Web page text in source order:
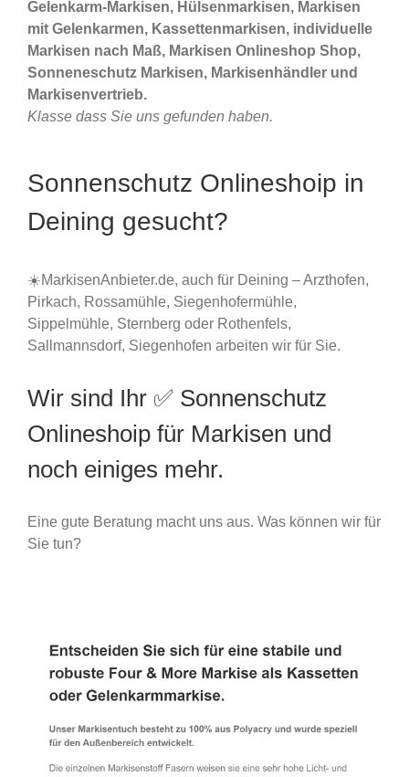
Gelenkarm-Markisen, Hülsenmarkisen, Markisen
mit Gelenkarmen, Kassettenmarkisen, individuelle
Markisen nach Maß, Markisen Onlineshop Shop,
Sonneneschutz Markisen, Markisenhändler und
Markisenvertrieb.
Klasse dass Sie uns gefunden haben.
Sonnenschutz Onlineshoip in
Deining gesucht?
☀️MarkisenAnbieter.de, auch für Deining – Arzthofen,
Pirkach, Rossamühle, Siegenhofermühle,
Sippelmühle, Sternberg oder Rothenfels,
Sallmannsdorf, Siegenhofen arbeiten wir für Sie.
Wir sind Ihr ✅ Sonnenschutz
Onlineshoip für Markisen und
noch einiges mehr.
Eine gute Beratung macht uns aus. Was können wir für
Sie tun?